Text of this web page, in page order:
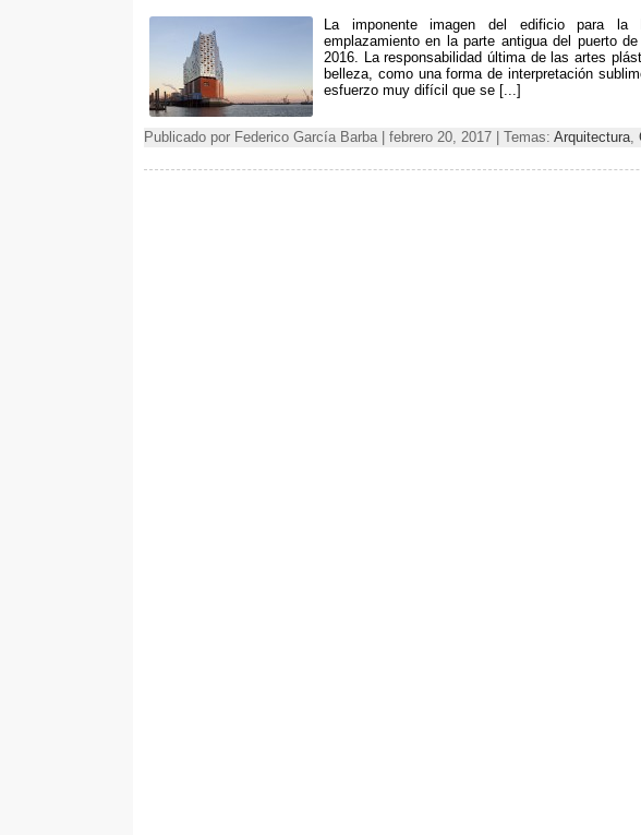
La imponente imagen del edificio para
emplazamiento en la parte antigua del puerto de
2016. La responsabilidad última de las artes
belleza, como una forma de interpretación
esfuerzo muy difícil que se [...]
Publicado por Federico García Barba | febrero 20, 2017 | Temas: Arquitectura